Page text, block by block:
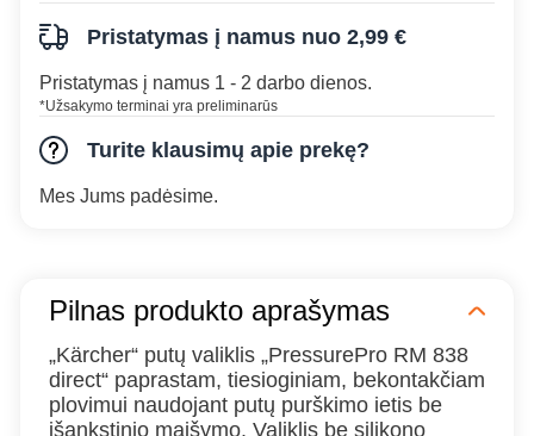
Pristatymas į namus nuo 2,99 €
Pristatymas į namus 1 - 2 darbo dienos.
*Užsakymo terminai yra preliminarūs
Turite klausimų apie prekę?
Mes Jums padėsime.
Pilnas produkto aprašymas
„Kärcher“ putų valiklis „PressurePro RM 838
direct“ paprastam, tiesioginiam, bekontakčiam
plovimui naudojant putų purškimo ietis be
išankstinio maišymo. Valiklis be silikono